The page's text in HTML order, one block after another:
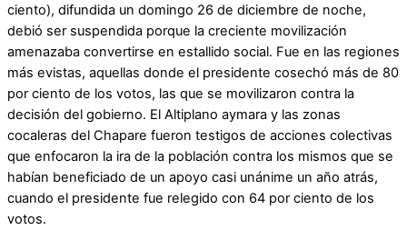
ciento), difundida un domingo 26 de diciembre de noche,
debió ser suspendida porque la creciente movilización
amenazaba convertirse en estallido social. Fue en las regiones
más evistas, aquellas donde el presidente cosechó más de 80
por ciento de los votos, las que se movilizaron contra la
decisión del gobierno. El Altiplano aymara y las zonas
cocaleras del Chapare fueron testigos de acciones colectivas
que enfocaron la ira de la población contra los mismos que se
habían beneficiado de un apoyo casi unánime un año atrás,
cuando el presidente fue relegido con 64 por ciento de los
votos.